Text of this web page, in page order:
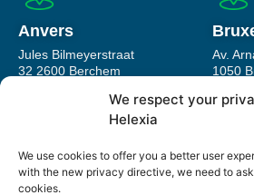
We respect your
Helexia
We use cookies to offer you a better user
with the new privacy directive, we need to
cookies.
Anvers
Jules Bilmeyerstraat
32 2600 Berchem
Av.
1050
Mail Tel